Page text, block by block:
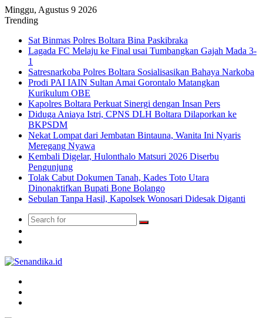
Minggu, Agustus 9 2026
Trending
Sat Binmas Polres Boltara Bina Paskibraka
Lagada FC Melaju ke Final usai Tumbangkan Gajah Mada 3-
1
Satresnarkoba Polres Boltara Sosialisasikan Bahaya Narkoba
Prodi PAI IAIN Sultan Amai Gorontalo Matangkan
Kurikulum OBE
Kapolres Boltara Perkuat Sinergi dengan Insan Pers
Diduga Aniaya Istri, CPNS DLH Boltara Dilaporkan ke
BKPSDM
Nekat Lompat dari Jembatan Bintauna, Wanita Ini Nyaris
Meregang Nyawa
Kembali Digelar, Hulonthalo Matsuri 2026 Diserbu
Pengunjung
Tolak Cabut Dokumen Tanah, Kades Toto Utara
Dinonaktifkan Bupati Bone Bolango
Sebulan Tanpa Hasil, Kapolsek Wonosari Didesak Diganti
Search